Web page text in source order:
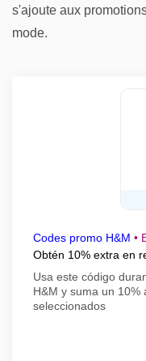
s'ajoute aux
mode.
Codes promo H&M •
Obtén 10% extra en
Usa este código
H&M y suma un
seleccionados